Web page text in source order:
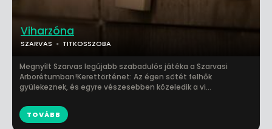
Viharzóna
SZARVAS TITKOSSZOBA
Megnyílt Szarvas legújabb szabadulós játéka a Szarvasi
Arborétumban!Kerettörténet: Az égen sötét felhők
gyülekeznek, és egyre vészesebben közeledik a vi...
TOVÁBB